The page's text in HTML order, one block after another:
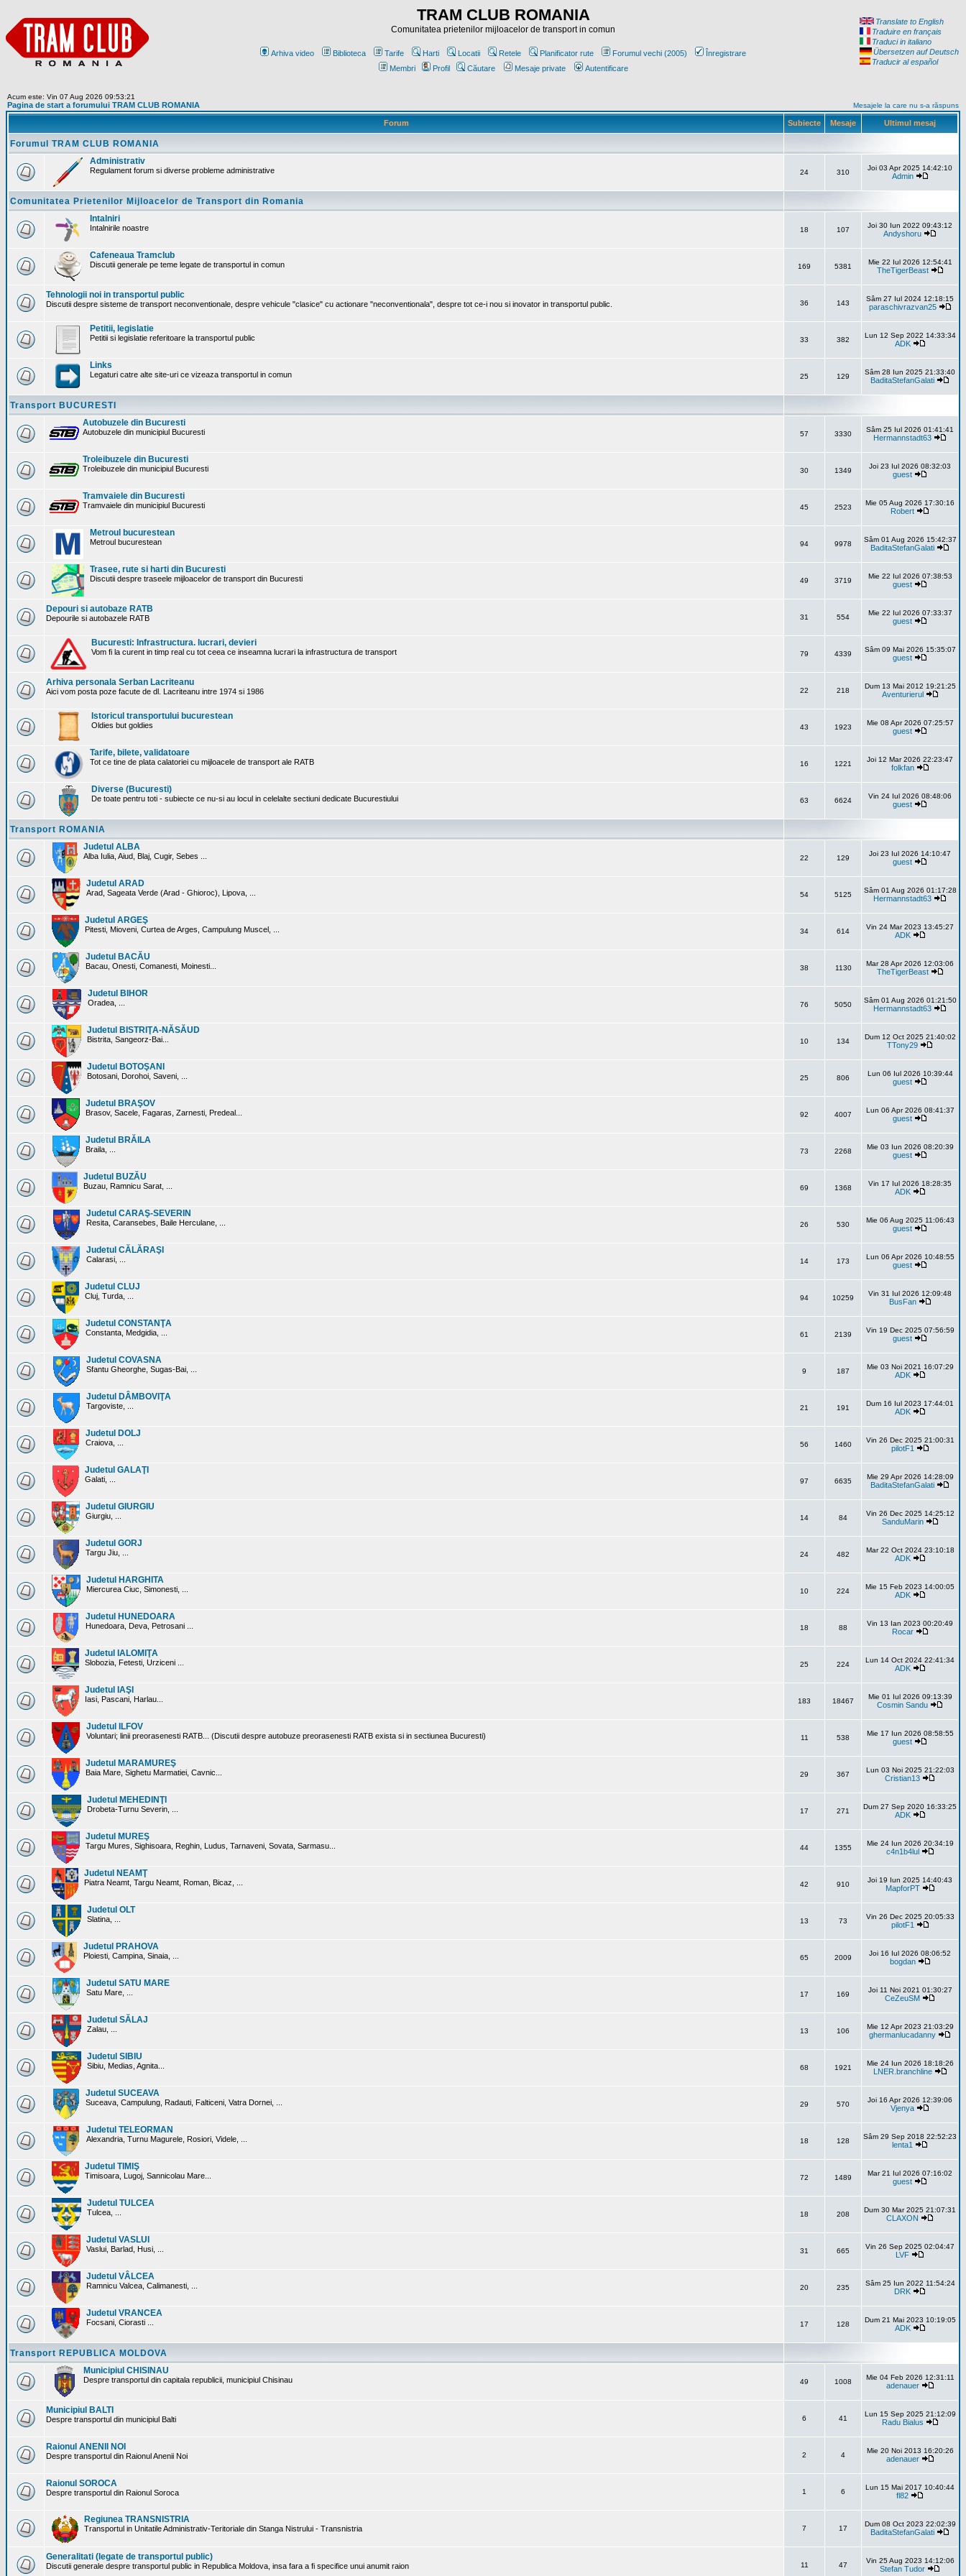
TRAM CLUB ROMANIA
Comunitatea prietenilor mijloacelor de transport in comun
Arhiva video Biblioteca Tarife Harti Locatii Retele Planificator rute Forumul vechi (2005)
Înregistrare
Membri
Profil Căutare Mesaje private Autentificare
Translate to English
Traduire en français
Traduci in italiano
Übersetzen auf Deutsch
Traducir al español
Acum este: Vin 07 Aug 2026 09:53:21
Pagina de start a forumului TRAM CLUB ROMANIA Mesajele la care nu s-a răspuns
Forum Subiecte Mesaje Ultimul mesaj
Forumul TRAM CLUB ROMANIA
Administrativ
Regulament forum si diverse probleme administrative 24 310
Joi 03 Apr 2025 14:42:10
Admin
Comunitatea Prietenilor Mijloacelor de Transport din Romania
Intalniri
Intalnirile noastre 18 107
Joi 30 Iun 2022 09:43:12
Andyshoru
Cafeneaua Tramclub
Discutii generale pe teme legate de transportul in comun 169 5381
Mie 22 Iul 2026 12:54:41
TheTigerBeast
Tehnologii noi in transportul public
Discutii despre sisteme de transport neconventionale, despre vehicule "clasice" cu actionare "neconventionala", despre tot ce-i nou si inovator in transportul public. 36 143
Sâm 27 Iul 2024 12:18:15
paraschivrazvan25
Petitii, legislatie
Petitii si legislatie referitoare la transportul public 33 382
Lun 12 Sep 2022 14:33:34
ADK
Links
Legaturi catre alte site-uri ce vizeaza transportul in comun 25 129
Sâm 28 Iun 2025 21:33:40
BaditaStefanGalati
Transport BUCURESTI
Autobuzele din Bucuresti
Autobuzele din municipiul Bucuresti 57 3330
Sâm 25 Iul 2026 01:41:41
Hermannstadt63
Troleibuzele din Bucuresti
Troleibuzele din municipiul Bucuresti 30 1349
Joi 23 Iul 2026 08:32:03
guest
Tramvaiele din Bucuresti
Tramvaiele din municipiul Bucuresti 45 2523
Mie 05 Aug 2026 17:30:16
Robert
Metroul bucurestean
Metroul bucurestean 94 9978
Sâm 01 Aug 2026 15:42:37
BaditaStefanGalati
Trasee, rute si harti din Bucuresti
Discutii despre traseele mijloacelor de transport din Bucuresti 49 3719
Mie 22 Iul 2026 07:38:53
guest
Depouri si autobaze RATB
Depourile si autobazele RATB 31 554
Mie 22 Iul 2026 07:33:37
guest
Bucuresti: Infrastructura. lucrari, devieri
Vom fi la curent in timp real cu tot ceea ce inseamna lucrari la infrastructura de transport 79 4339
Sâm 09 Mai 2026 15:35:07
guest
Arhiva personala Serban Lacriteanu
Aici vom posta poze facute de dl. Lacriteanu intre 1974 si 1986 22 218
Dum 13 Mai 2012 19:21:25
Aventurierul
Istoricul transportului bucurestean
Oldies but goldies 43 1923
Mie 08 Apr 2026 07:25:57
guest
Tarife, bilete, validatoare
Tot ce tine de plata calatoriei cu mijloacele de transport ale RATB 16 1221
Joi 12 Mar 2026 22:23:47
folkfan
Diverse (Bucuresti)
De toate pentru toti - subiecte ce nu-si au locul in celelalte sectiuni dedicate Bucurestiului 63 6624
Vin 24 Iul 2026 08:48:06
guest
Transport ROMANIA
Judetul ALBA
Alba Iulia, Aiud, Blaj, Cugir, Sebes ... 22 129
Joi 23 Iul 2026 14:10:47
guest
Judetul ARAD
Arad, Sageata Verde (Arad - Ghioroc), Lipova, ... 54 5125
Sâm 01 Aug 2026 01:17:28
Hermannstadt63
Judetul ARGEŞ
Pitesti, Mioveni, Curtea de Arges, Campulung Muscel, ... 34 614
Vin 24 Mar 2023 13:45:27
ADK
Judetul BACĂU
Bacau, Onesti, Comanesti, Moinesti... 38 1130
Mar 28 Apr 2026 12:03:06
TheTigerBeast
Judetul BIHOR
Oradea, ... 76 5050
Sâm 01 Aug 2026 01:21:50
Hermannstadt63
Judetul BISTRIŢA-NĂSĂUD
Bistrita, Sangeorz-Bai... 10 134
Dum 12 Oct 2025 21:40:02
TTony29
Judetul BOTOŞANI
Botosani, Dorohoi, Saveni, ... 25 806
Lun 06 Iul 2026 10:39:44
guest
Judetul BRAŞOV
Brasov, Sacele, Fagaras, Zarnesti, Predeal... 92 4007
Lun 06 Apr 2026 08:41:37
guest
Judetul BRĂILA
Braila, ... 73 2268
Mie 03 Iun 2026 08:20:39
guest
Judetul BUZĂU
Buzau, Ramnicu Sarat, ... 69 1368
Vin 17 Iul 2026 18:28:35
ADK
Judetul CARAŞ-SEVERIN
Resita, Caransebes, Baile Herculane, ... 26 530
Mie 06 Aug 2025 11:06:43
guest
Judetul CĂLĂRAŞI
Calarasi, ... 14 173
Lun 06 Apr 2026 10:48:55
guest
Judetul CLUJ
Cluj, Turda, ... 94 10259
Vin 31 Iul 2026 12:09:48
BusFan
Judetul CONSTANŢA
Constanta, Medgidia, ... 61 2139
Vin 19 Dec 2025 07:56:59
guest
Judetul COVASNA
Sfantu Gheorghe, Sugas-Bai, ... 9 187
Mie 03 Noi 2021 16:07:29
ADK
Judetul DÂMBOVIŢA
Targoviste, ... 21 191
Dum 16 Iul 2023 17:44:01
ADK
Judetul DOLJ
Craiova, ... 56 1460
Vin 26 Dec 2025 21:00:31
pilotF1
Judetul GALAŢI
Galati, ... 97 6635
Mie 29 Apr 2026 14:28:09
BaditaStefanGalati
Judetul GIURGIU
Giurgiu, ... 14 84
Vin 26 Dec 2025 14:25:12
SanduMarin
Judetul GORJ
Targu Jiu, ... 24 482
Mar 22 Oct 2024 23:10:18
ADK
Judetul HARGHITA
Miercurea Ciuc, Simonesti, ... 10 224
Mie 15 Feb 2023 14:00:05
ADK
Judetul HUNEDOARA
Hunedoara, Deva, Petrosani ... 18 88
Vin 13 Ian 2023 00:20:49
Rocar
Judetul IALOMIŢA
Slobozia, Fetesti, Urziceni ... 25 224
Lun 14 Oct 2024 22:41:34
ADK
Judetul IAŞI
Iasi, Pascani, Harlau... 183 18467
Mie 01 Iul 2026 09:13:39
Cosmin Sandu
Judetul ILFOV
Voluntari; linii preorasenesti RATB... (Discutii despre autobuze preorasenesti RATB exista si in sectiunea Bucuresti) 11 538
Mie 17 Iun 2026 08:58:55
guest
Judetul MARAMUREŞ
Baia Mare, Sighetu Marmatiei, Cavnic... 29 367
Lun 03 Noi 2025 21:22:03
Cristian13
Judetul MEHEDINŢI
Drobeta-Turnu Severin, ... 17 271
Dum 27 Sep 2020 16:33:25
ADK
Judetul MUREŞ
Targu Mures, Sighisoara, Reghin, Ludus, Tarnaveni, Sovata, Sarmasu... 44 1355
Mie 24 Iun 2026 20:34:19
c4n1b4lul
Judetul NEAMŢ
Piatra Neamt, Targu Neamt, Roman, Bicaz, ... 42 910
Joi 19 Iun 2025 14:40:43
MapforPT
Judetul OLT
Slatina, ... 13 73
Vin 26 Dec 2025 20:05:33
pilotF1
Judetul PRAHOVA
Ploiesti, Campina, Sinaia, ... 65 2009
Joi 16 Iul 2026 08:06:52
bogdan
Judetul SATU MARE
Satu Mare, ... 17 169
Joi 11 Noi 2021 01:30:27
CeZeuSM
Judetul SĂLAJ
Zalau, ... 13 106
Mie 12 Apr 2023 21:03:29
ghermanlucadanny
Judetul SIBIU
Sibiu, Medias, Agnita... 68 1921
Mie 24 Iun 2026 18:18:26
LNER.branchline
Judetul SUCEAVA
Suceava, Campulung, Radauti, Falticeni, Vatra Dornei, ... 29 570
Joi 16 Apr 2026 12:39:06
Vjenya
Judetul TELEORMAN
Alexandria, Turnu Magurele, Rosiori, Videle, ... 18 128
Sâm 29 Sep 2018 22:52:23
lenta1
Judetul TIMIŞ
Timisoara, Lugoj, Sannicolau Mare... 72 1489
Mar 21 Iul 2026 07:16:02
guest
Judetul TULCEA
Tulcea, ... 18 208
Dum 30 Mar 2025 21:07:31
CLAXON
Judetul VASLUI
Vaslui, Barlad, Husi, ... 31 665
Vin 26 Sep 2025 02:04:47
LVF
Judetul VÂLCEA
Ramnicu Valcea, Calimanesti, ... 20 235
Sâm 25 Iun 2022 11:54:24
DRK
Judetul VRANCEA
Focsani, Ciorasti ... 17 128
Dum 21 Mai 2023 10:19:05
ADK
Transport REPUBLICA MOLDOVA
Municipiul CHISINAU
Despre transportul din capitala republicii, municipiul Chisinau 49 1008
Mie 04 Feb 2026 12:31:11
adenauer
Municipiul BALTI
Despre transportul din municipiul Balti 6 41
Lun 15 Sep 2025 21:12:09
Radu Bialus
Raionul ANENII NOI
Despre transportul din Raionul Anenii Noi 2 4
Mie 20 Noi 2013 16:20:26
adenauer
Raionul SOROCA
Despre transportul din Raionul Soroca 1 6
Lun 15 Mai 2017 10:40:44
fl82
Regiunea TRANSNISTRIA
Transportul in Unitatile Administrativ-Teritoriale din Stanga Nistrului - Transnistria 7 17
Dum 08 Oct 2023 22:02:39
BaditaStefanGalati
Generalitati (legate de transportul public)
Discutii generale despre transportul public in Republica Moldova, insa fara a fi specifice unui anumit raion 11 47
Vin 25 Aug 2023 14:12:06
Stefan Tudor